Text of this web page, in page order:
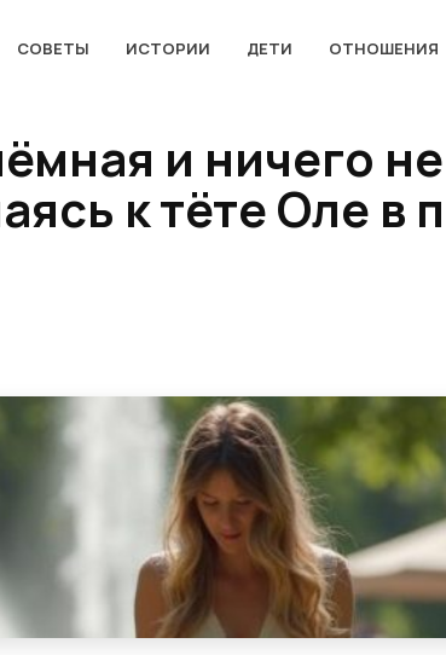
СОВЕТЫ ИСТОРИИ ДЕТИ ОТНОШЕНИЯ
и ничего
к тёте Оле в